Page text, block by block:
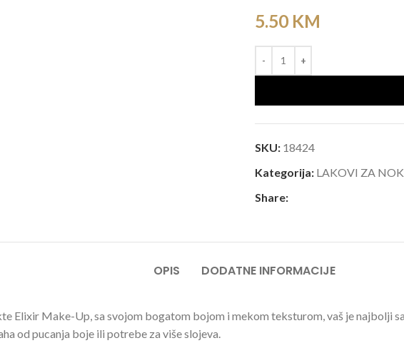
5.50 KM
SKU: 18424
Kategorija: LAKOVI ZA
Share:
OPIS DODATNE INFORMACIJE
Elixir Make-Up, sa svojom bogatom bojom i mekom teksturom, vaš je najbolji
od pucanja boje ili potrebe za više slojeva.